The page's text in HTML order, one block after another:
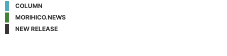
COLUMN
MORIHICO.NEWS
NEW RELEASE